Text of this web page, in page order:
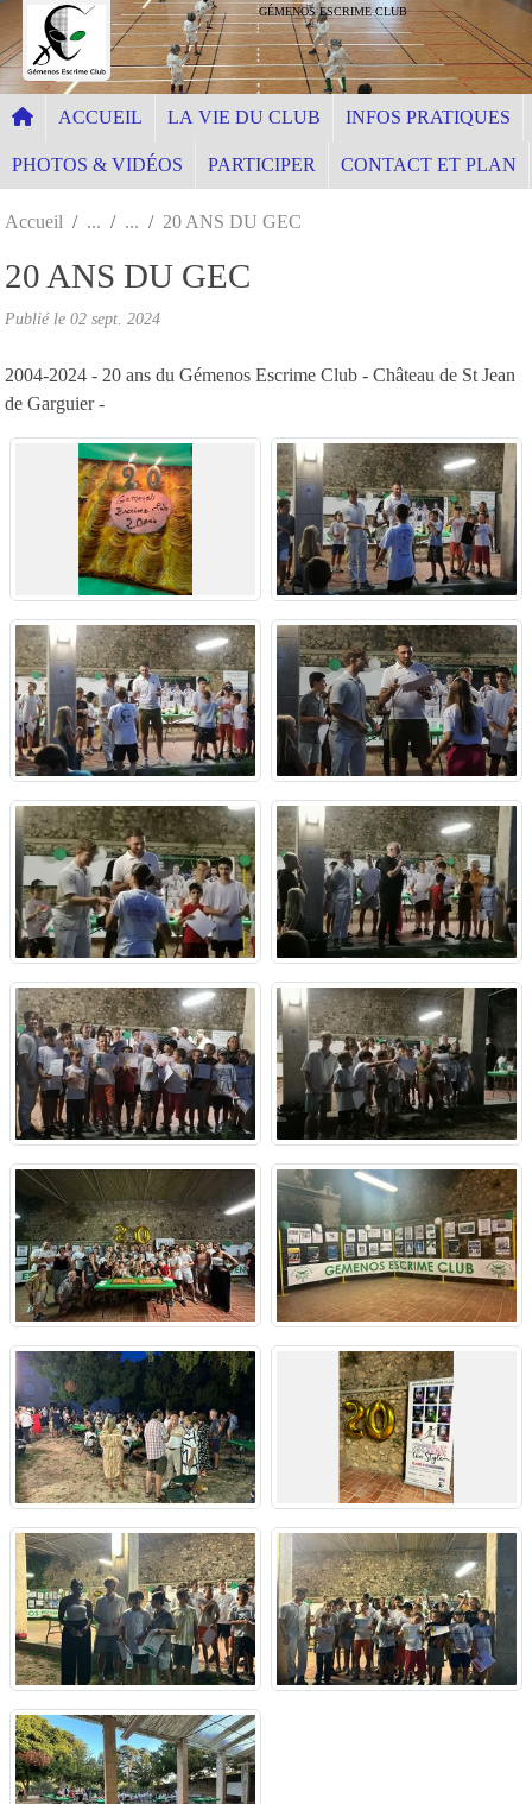
GÉMENOS ESCRIME CLUB
ACCUEIL LA VIE DU CLUB INFOS PRATIQUES
PHOTOS & VIDÉOS PARTICIPER CONTACT ET PLAN
Accueil 20 ANS DU GEC
20 ANS DU GEC
Publié le 02 sept. 2024
2004-2024 - 20 ans du Gémenos Escrime Club - Château de St Jean
de Garguier -
Panneau de gestion des cookies